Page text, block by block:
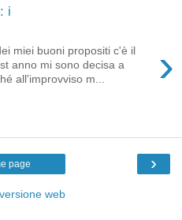
i
›
miei buoni propositi c'è il
anno mi sono decisa a
all'improvviso m...
›
page
web